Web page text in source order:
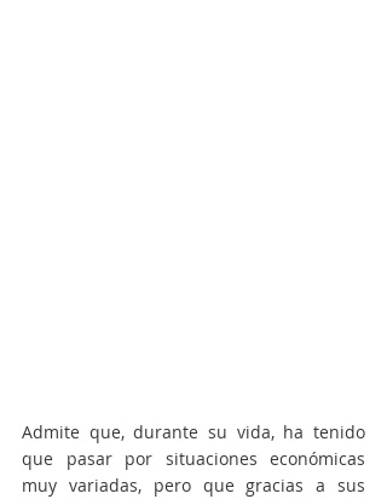
Admite que, durante su vida, ha tenido
que pasar por situaciones económicas
muy variadas, pero que gracias a sus